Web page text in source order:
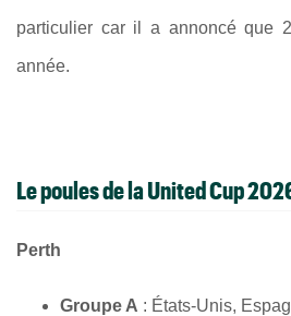
particulier car il a annoncé que
année.
Le poules de la United Cup
Perth
Groupe A : États-Unis,